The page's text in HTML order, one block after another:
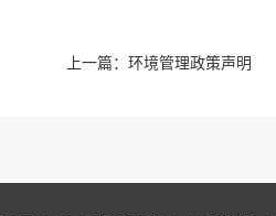
上一篇： 环境管理政策声明